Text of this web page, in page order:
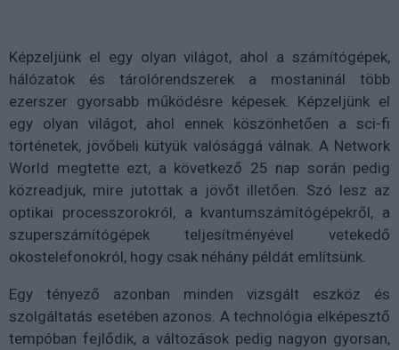
Képzeljünk el egy olyan világot, ahol a számítógépek,
hálózatok és tárolórendszerek a mostaninál több
ezerszer gyorsabb működésre képesek. Képzeljünk el
egy olyan világot, ahol ennek köszönhetően a sci-fi
történetek, jövőbeli kütyük valósággá válnak. A Network
World megtette ezt, a következő 25 nap során pedig
közreadjuk, mire jutottak a jövőt illetően. Szó lesz az
optikai processzorokról, a kvantumszámítógépekről, a
szuperszámítógépek teljesítményével vetekedő
okostelefonokról, hogy csak néhány példát említsünk.
Egy tényező azonban minden vizsgált eszköz és
szolgáltatás esetében azonos. A technológia elképesztő
tempóban fejlődik, a változások pedig nagyon gyorsan,